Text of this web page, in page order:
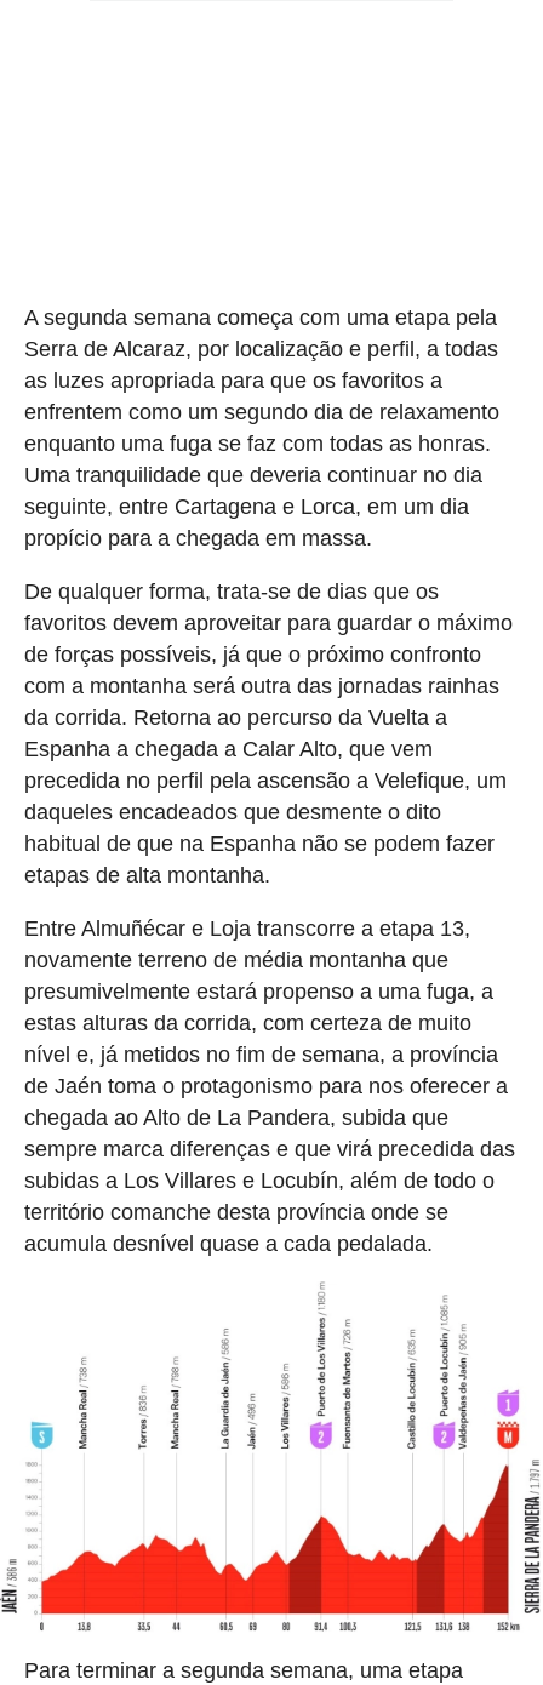
A segunda semana começa com uma etapa pela
Serra de Alcaraz, por localização e perfil, a todas
as luzes apropriada para que os favoritos a
enfrentem como um segundo dia de relaxamento
enquanto uma fuga se faz com todas as honras.
Uma tranquilidade que deveria continuar no dia
seguinte, entre Cartagena e Lorca, em um dia
propício para a chegada em massa.
De qualquer forma, trata-se de dias que os
favoritos devem aproveitar para guardar o máximo
de forças possíveis, já que o próximo confronto
com a montanha será outra das jornadas rainhas
da corrida. Retorna ao percurso da Vuelta a
Espanha a chegada a Calar Alto, que vem
precedida no perfil pela ascensão a Velefique, um
daqueles encadeados que desmente o dito
habitual de que na Espanha não se podem fazer
etapas de alta montanha.
Entre Almuñécar e Loja transcorre a etapa 13,
novamente terreno de média montanha que
presumivelmente estará propenso a uma fuga, a
estas alturas da corrida, com certeza de muito
nível e, já metidos no fim de semana, a província
de Jaén toma o protagonismo para nos oferecer a
chegada ao Alto de La Pandera, subida que
sempre marca diferenças e que virá precedida das
subidas a Los Villares e Locubín, além de todo o
território comanche desta província onde se
acumula desnível quase a cada pedalada.
Para terminar a segunda semana, uma etapa